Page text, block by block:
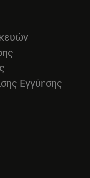
Εγγύησης